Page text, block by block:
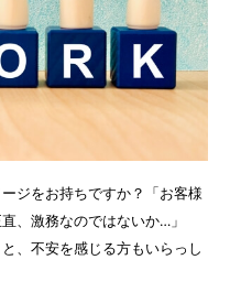
ジをお持ちですか？「お客様
、激務なのではないか…」
、不安を感じる方もいらっし